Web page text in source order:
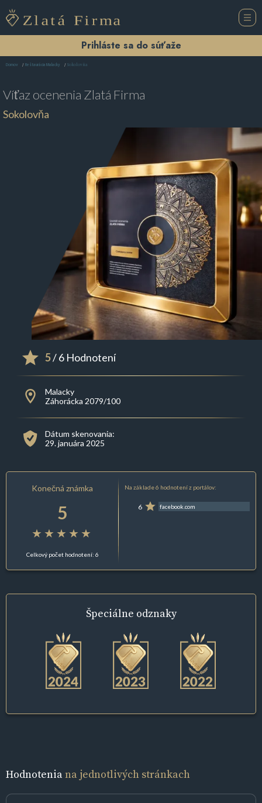
Prihláste sa do súťaže
Domov Reštaurácia Malacky Sokolovňa
Víťaz ocenenia Zlatá Firma
Sokolovňa
5/ 6 Hodnotení
Malacky
Záhorácka 2079/100
Dátum skenovania:
29. januára 2025
Konečná známka
5
Celkový počet hodnotení: 6
Na základe 6 hodnotení z portálov:
6 facebook.com
Špeciálne odznaky
Hodnoteniana jednotlivých stránkach